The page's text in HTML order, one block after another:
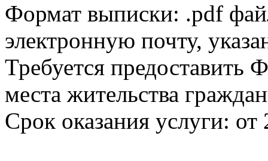
Формат выписки: .pdf
электронную почту,
Требуется
места жительства
Срок оказания услуги: от